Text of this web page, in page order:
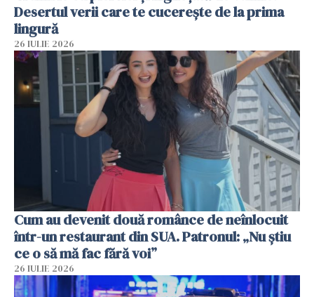
Desertul verii care te cucerește de la prima
lingură
26 IULIE 2026
Cum au devenit două românce de neînlocuit
într-un restaurant din SUA. Patronul: „Nu știu
ce o să mă fac fără voi”
26 IULIE 2026